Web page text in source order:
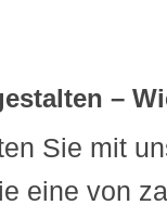
–
Sie mit
eine von